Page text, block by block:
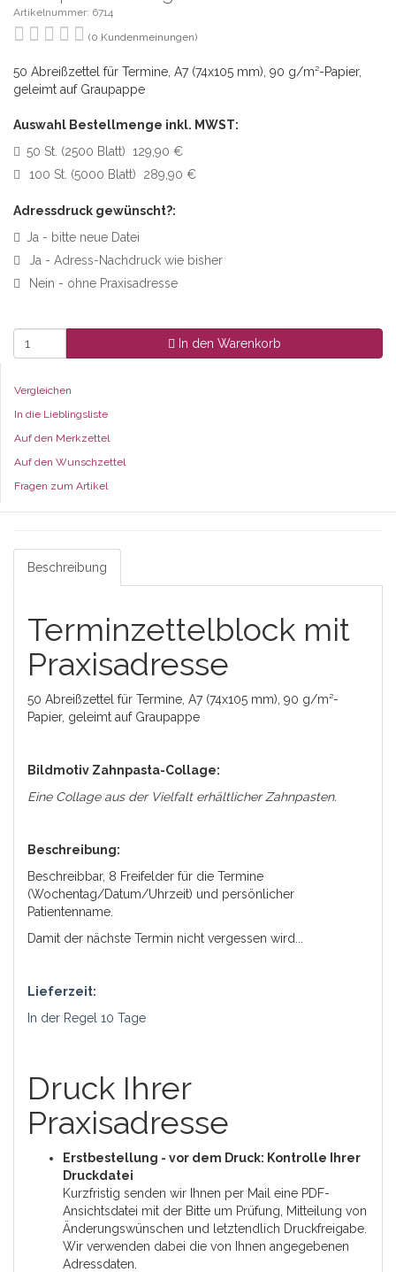
Artikelnummer: 6714
(0 Kundenmeinungen)
50 Abreißzettel für Termine, A7 (74x105 mm), 90 g/m²-Papier,
geleimt auf Graupappe
Auswahl Bestellmenge inkl. MWST:
50 St. (2500 Blatt) 129,90 €
100 St. (5000 Blatt) 289,90 €
Adressdruck gewünscht?:
Ja - bitte neue Datei
Ja - Adress-Nachdruck wie bisher
Nein - ohne Praxisadresse
In den Warenkorb
Vergleichen
In die Lieblingsliste
Auf den Merkzettel
Auf den Wunschzettel
Fragen zum Artikel
Beschreibung
Terminzettelblock mit
Praxisadresse
50 Abreißzettel für Termine, A7 (74x105 mm), 90 g/m²-
Papier, geleimt auf Graupappe
Bildmotiv Zahnpasta-Collage:
Eine Collage aus der Vielfalt erhältlicher Zahnpasten.
Beschreibung:
Beschreibbar, 8 Freifelder für die Termine
(Wochentag/Datum/Uhrzeit) und persönlicher
Patientenname.
Damit der nächste Termin nicht vergessen wird...
Lieferzeit:
In der Regel 10 Tage
Druck Ihrer
Praxisadresse
Erstbestellung - vor dem Druck: Kontrolle Ihrer
Druckdatei
Kurzfristig senden wir Ihnen per Mail eine PDF-
Ansichtsdatei mit der Bitte um Prüfung, Mitteilung von
Änderungswünschen und letztendlich Druckfreigabe.
Wir verwenden dabei die von Ihnen angegebenen
Adressdaten.